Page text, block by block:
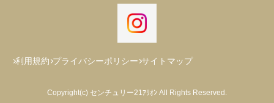
利用規約 プライバシーポリシー サイトマップ
Copyright(c) センチュリー21ｱﾘｵﾝ All Rights Reserved.